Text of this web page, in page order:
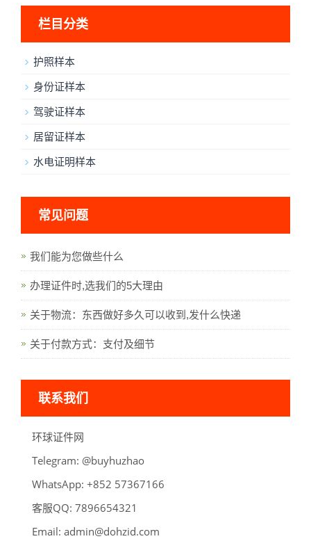
栏目分类
护照样本
身份证样本
驾驶证样本
居留证样本
水电证明样本
常见问题
我们能为您做些什么
办理证件时,选我们的5大理由
关于物流：东西做好多久可以收到,发什么快递
关于付款方式：支付及细节
联系我们
环球证件网
Telegram: oahzuhyub@
WhatsApp: 66176375 258+
客服QQ:
123456
7896
Email: admin@dohzid.com